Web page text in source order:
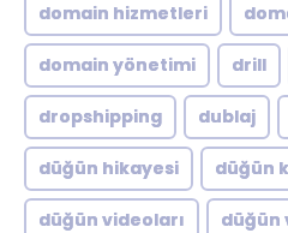
domain hizmetleri
domain yönetimi drill
dropshipping dublaj
düğün hikayesi düğün
düğün videoları düğün